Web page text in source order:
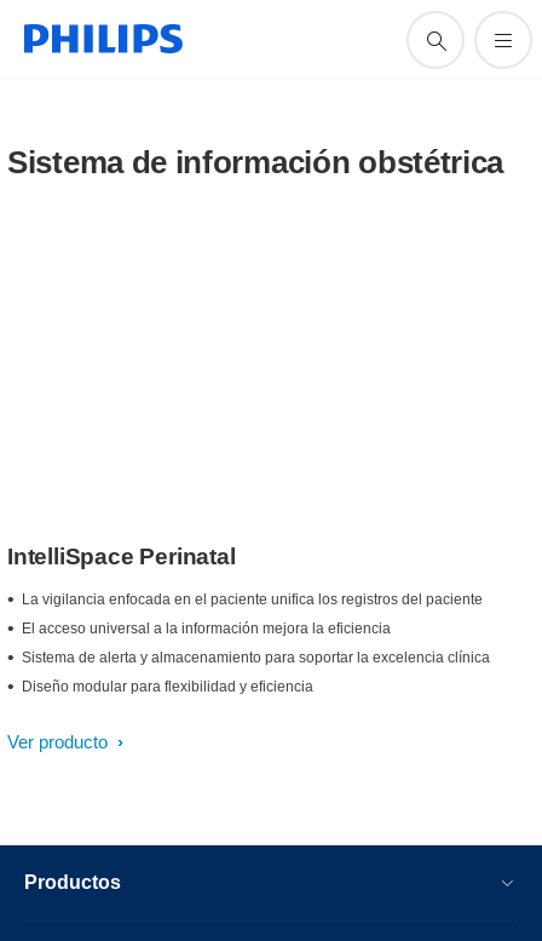
Sistema de información obstétrica
IntelliSpace Perinatal
La vigilancia enfocada en el paciente unifica los registros del paciente
El acceso universal a la información mejora la eficiencia
Sistema de alerta y almacenamiento para soportar la excelencia clínica
Diseño modular para flexibilidad y eficiencia
Ver producto
Productos